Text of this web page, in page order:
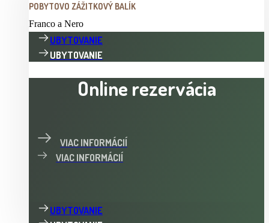
POBYTOVO ZÁŽITKOVÝ BALÍK
Franco a Nero
UBYTOVANIE
UBYTOVANIE
Online rezervácia
VIAC INFORMÁCIÍ
VIAC INFORMÁCIÍ
UBYTOVANIE